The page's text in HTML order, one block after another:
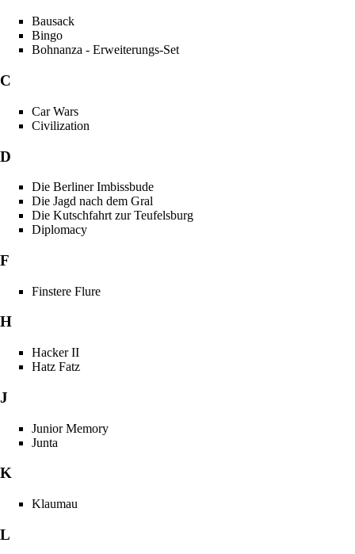
Bausack
Bingo
Bohnanza - Erweiterungs-Set
C
Car Wars
Civilization
D
Die Berliner Imbissbude
Die Jagd nach dem Gral
Die Kutschfahrt zur Teufelsburg
Diplomacy
F
Finstere Flure
H
Hacker II
Hatz Fatz
J
Junior Memory
Junta
K
Klaumau
L